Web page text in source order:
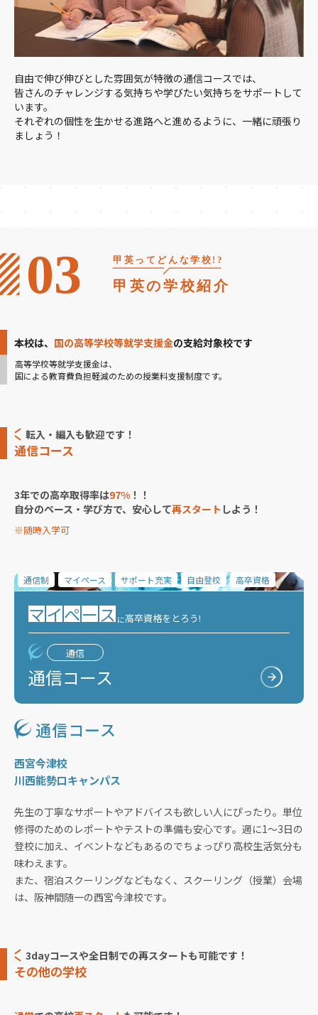
自由で伸び伸びとした雰囲気が特徴の通信コースでは、
皆さんのチャレンジする気持ちや学びたい気持ちをサポートして
います。
それぞれの個性を生かせる進路へと進めるように、一緒に頑張り
ましょう！
本校は、 国の高等学校等就学支援金の支給対象校です
高等学校等就学支援金は、
国による教育費負担軽減のための授業料支援制度です。
通信コース
転入・編入も歓迎です！
3年での高卒取得率は97% ！！
自分のペース・学び方で、安心して再スタート しよう！
※随時入学可
通信コース
西宮今津校
川西能勢口キャンパス
先生の丁寧なサポートやアドバイスも欲しい人にぴったり。単位
修得のためのレポートやテストの準備も安心です。週に1〜3日の
登校に加え、イベントなどもあるのでちょっぴり高校生活気分も
味わえます。
また、宿泊スクーリングなどもなく、スクーリング（授業）会場
は、阪神間随一の西宮今津校です。
通信制 マイペース サポート充実 自由登校 高卒資格
マイペース に高卒資格をとろう!
通信
通信コース
その他の学校
3dayコースや全日制での再スタートも可能です！